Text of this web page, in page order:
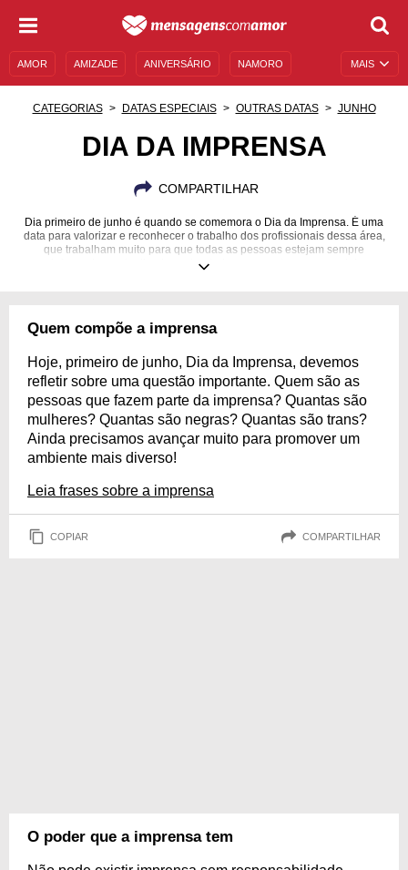
MAIS
AMOR AMIZADE ANIVERSÁRIO NAMORO
CATEGORIAS DATAS ESPECIAIS OUTRAS DATAS JUNHO
DIA DA IMPRENSA
COMPARTILHAR
Dia primeiro de junho é quando se comemora o Dia da Imprensa. É uma
data para valorizar e reconhecer o trabalho dos profissionais dessa área,
que trabalham muito para que todas as pessoas estejam sempre
informadas e atualizadas sobre tudo que acontece no mundo!
Quem compõe a imprensa
Hoje, primeiro de junho, Dia da Imprensa, devemos
refletir sobre uma questão importante. Quem são as
pessoas que fazem parte da imprensa? Quantas são
mulheres? Quantas são negras? Quantas são trans?
Ainda precisamos avançar muito para promover um
ambiente mais diverso!
Leia frases sobre a imprensa
COPIAR COMPARTILHAR
O poder que a imprensa tem